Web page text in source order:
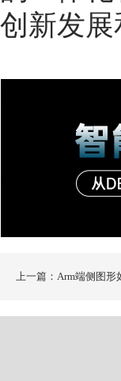
创新发
上一篇：Arm端侧图形